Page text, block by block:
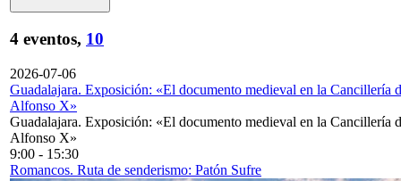
4 eventos, 10
2026-07-06
Guadalajara. Exposición: «El documento medieval en la Cancillería
Alfonso X»
Guadalajara. Exposición: «El documento medieval en la Cancillería
Alfonso X»
9:00 - 15:30
Romancos. Ruta de senderismo: Patón Sufre